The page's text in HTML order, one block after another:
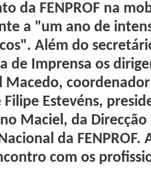
da FENPROF na
a "um ano de
Além do
de Imprensa os
Macedo,
Filipe Estevéns,
Maciel, da
da
com os